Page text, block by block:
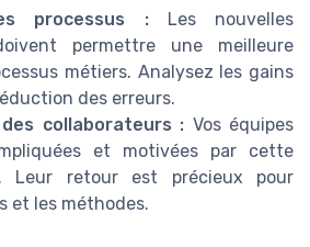
processus :Les nouvelles
permettre une meilleure
métiers. Analysez les gains
des erreurs.
collaborateurs : Vos équipes
et motivées par cette
Leur retour est précieux pour
et les méthodes.